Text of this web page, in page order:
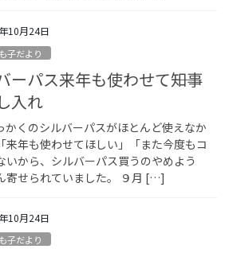
10月24日
子だより
ーパス来年も使わせて――知事
入れ
かくのシルバーパスがほとんど使えなか
来年も使わせてほしい」「また今度もコ
いから、シルバーパス買うのやめよう
寄せられていました。 ９月 […]
10月24日
子だより